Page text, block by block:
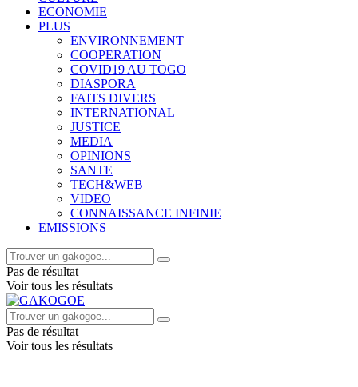
ECONOMIE
PLUS
ENVIRONNEMENT
COOPERATION
COVID19 AU TOGO
DIASPORA
FAITS DIVERS
INTERNATIONAL
JUSTICE
MEDIA
OPINIONS
SANTE
TECH&WEB
VIDEO
CONNAISSANCE INFINIE
EMISSIONS
Pas de résultat
Voir tous les résultats
Pas de résultat
Voir tous les résultats